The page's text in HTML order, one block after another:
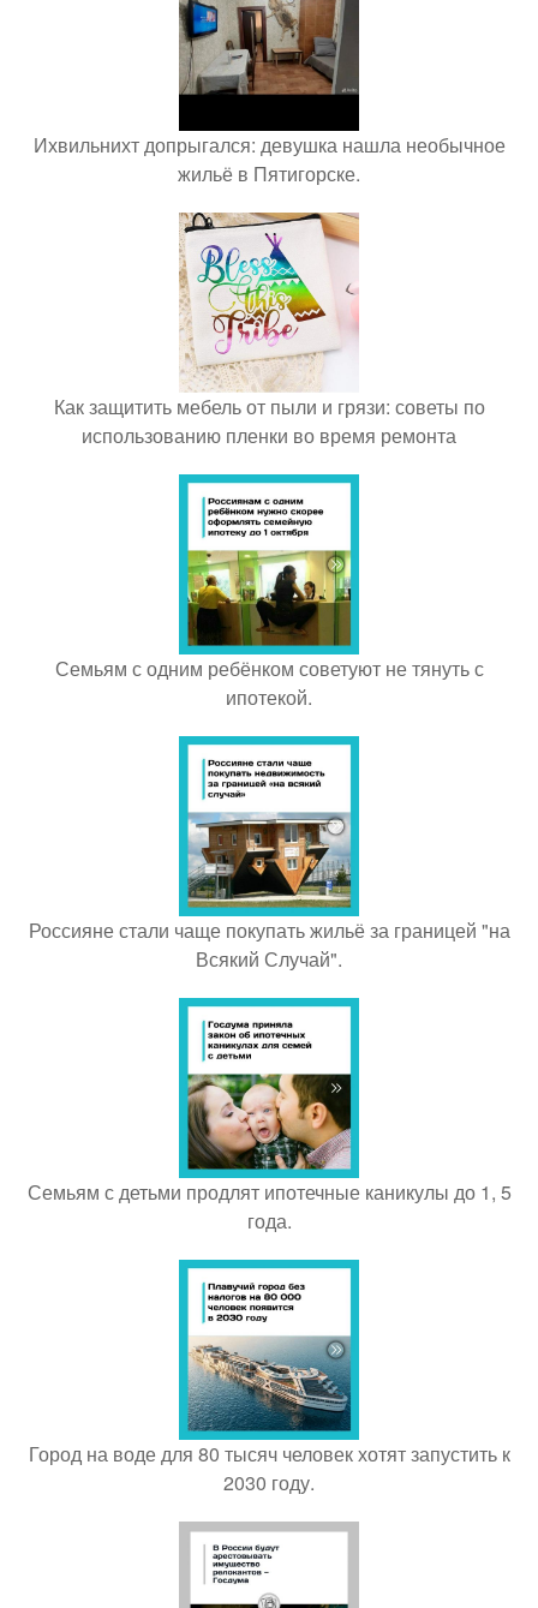
Ихвильнихт допрыгался: девушка нашла необычное
жильё в Пятигорске.
Как защитить мебель от пыли и грязи: советы по
использованию пленки во время ремонта
Семьям с одним ребёнком советуют не тянуть с
ипотекой.
Россияне стали чаще покупать жильё за границей "на
Всякий Случай".
Семьям с детьми продлят ипотечные каникулы до 1, 5
года.
Город на воде для 80 тысяч человек хотят запустить к
2030 году.